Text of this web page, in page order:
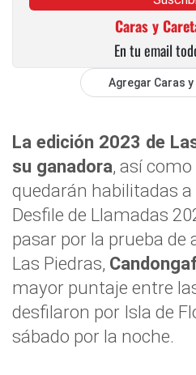
Caras y
En tu email
Agregar Caras
La edición 2023 de
su ganadora, así
quedarán habilitadas
Desfile de Llamadas
pasar por la prueba de
Las Piedras,
mayor puntaje entre
desfilaron por Isla de
sábado por la noche.